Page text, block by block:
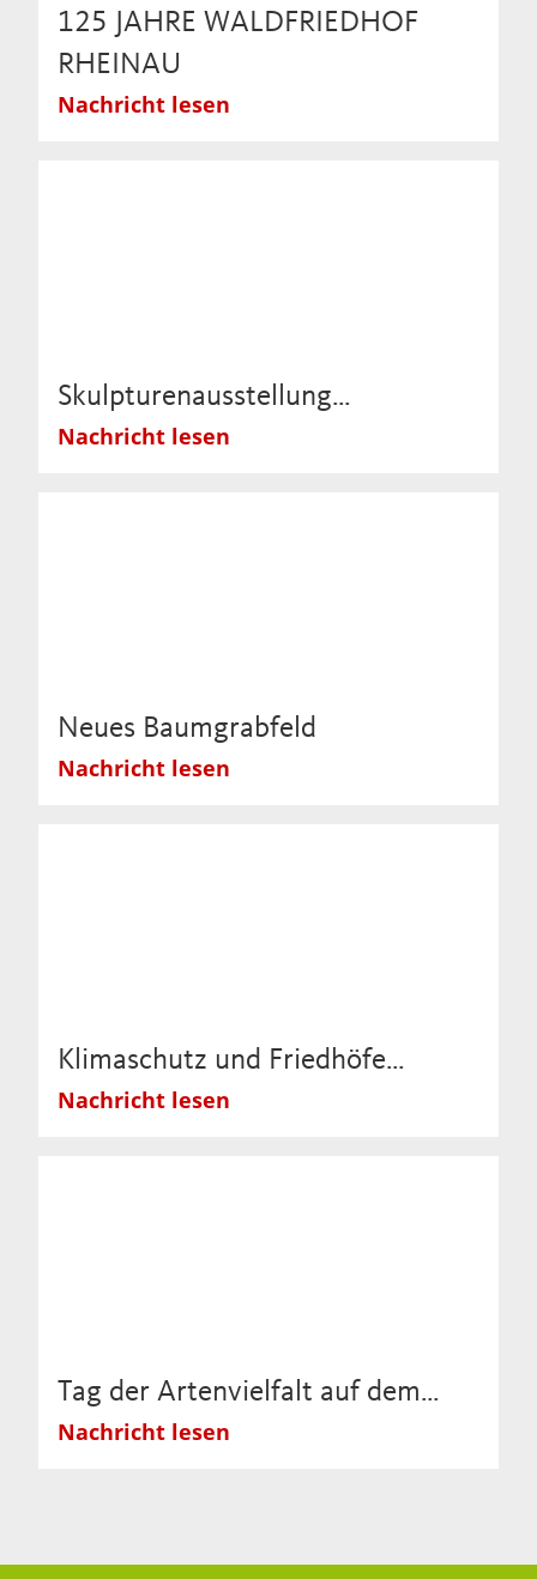
125 JAHRE WALDFRIEDHOF
RHEINAU
Nachricht lesen
Skulpturenausstellung…
Nachricht lesen
Neues Baumgrabfeld
Nachricht lesen
Klimaschutz und Friedhöfe…
Nachricht lesen
Tag der Artenvielfalt auf dem…
Nachricht lesen